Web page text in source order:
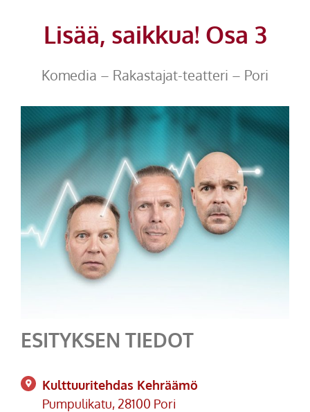
Lisää, saikkua! Osa 3
Komedia – Rakastajat-teatteri – Pori
ESITYKSEN TIEDOT
Kulttuuritehdas Kehräämö
Pumpulikatu, 28100 Pori